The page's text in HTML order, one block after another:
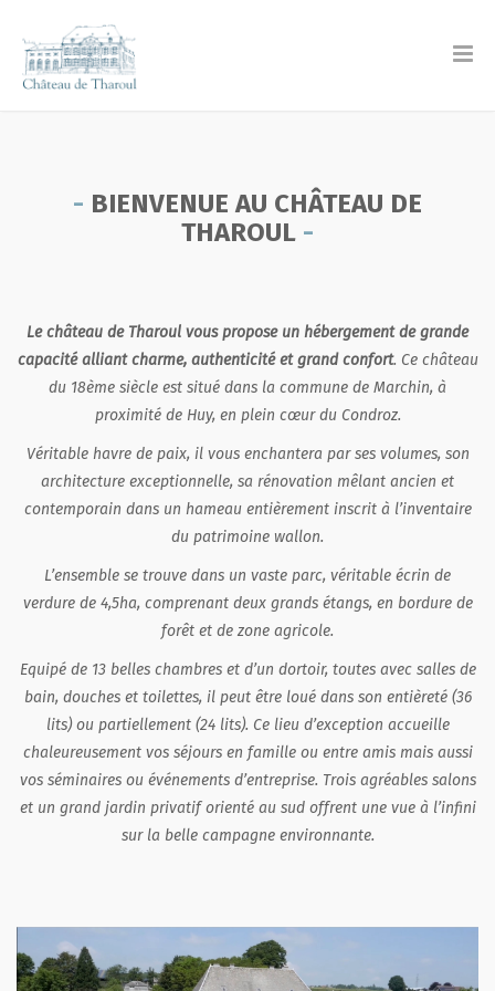
BIENVENUE AU CHÂTEAU DE
THAROUL
Le château de Tharoul vous propose un hébergement de grande
capacité alliant charme, authenticité et grand confort. Ce château
du 18ème siècle est situé dans la commune de Marchin, à
proximité de Huy, en plein cœur du Condroz.
Véritable havre de paix, il vous enchantera par ses volumes, son
architecture exceptionnelle, sa rénovation mêlant ancien et
contemporain dans un hameau entièrement inscrit à l’inventaire
du patrimoine wallon.
L’ensemble se trouve dans un vaste parc, véritable écrin de
verdure de 4,5ha, comprenant deux grands étangs, en bordure de
forêt et de zone agricole.
Equipé de 13 belles chambres et d’un dortoir, toutes avec salles de
bain, douches et toilettes, il peut être loué dans son entièreté (36
lits) ou partiellement (24 lits). Ce lieu d’exception accueille
chaleureusement vos séjours en famille ou entre amis mais aussi
vos séminaires ou événements d’entreprise. Trois agréables salons
et un grand jardin privatif orienté au sud offrent une vue à l’infini
sur la belle campagne environnante.